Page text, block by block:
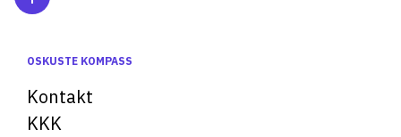
OSKUSTE KOMPASS
Kontakt
KKK